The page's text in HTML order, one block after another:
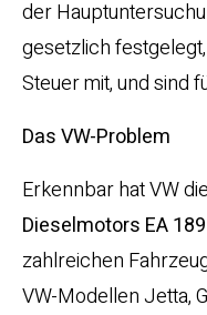
der
gesetzlich
Steuer mit, und sind
Das VW-Problem
Erkennbar hat VW
Dieselmotors EA 189
zahlreichen
VW-Modellen Jetta,